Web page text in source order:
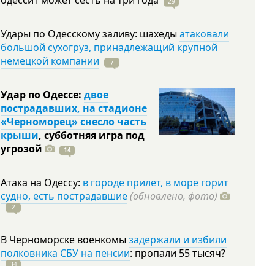
Удары по Одесскому заливу: шахеды атаковали
большой сухогруз, принадлежащий крупной
немецкой компании
7
Удар по Одессе: двое
пострадавших, на стадионе
«Черноморец» снесло часть
крыши, субботняя игра под
угрозой
14
Атака на Одессу: в городе прилет, в море горит
судно, есть пострадавшие(обновлено, фото)
2
В Черноморске военкомы задержали и избили
полковника СБУ на пенсии: пропали 55тысяч?
34